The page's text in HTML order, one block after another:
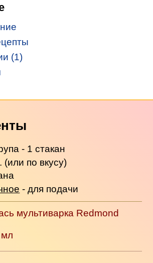
(1)
- 1 стакан
по вкусу)
- для подачи
мультиварка Redmond